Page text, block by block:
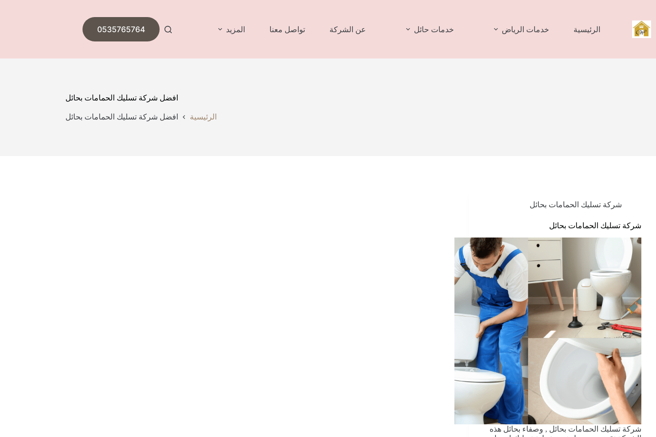
المحتوى
الرئيسية خدمات الرياض خدمات حائل عن الشركة تواصل معنا المزيد 0535765764
افضل شركة تسليك الحمامات بحائل
الرئيسية افضل شركة تسليك الحمامات بحائل
شركة تسليك الحمامات بحائل
شركة تسليك الحمامات بحائل
شركة تسليك الحمامات بحائل , وصفاء بحائل هذه